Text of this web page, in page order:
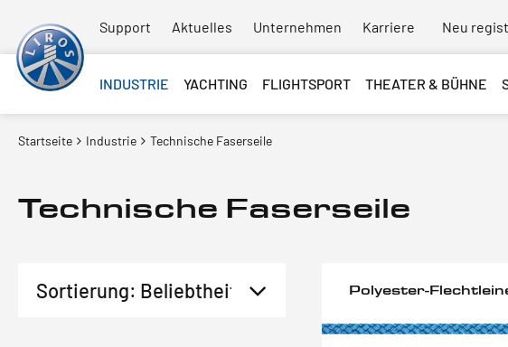
Support Aktuelles Unternehmen Karriere Neu
INDUSTRIE YACHTING FLIGHTSPORT THEATER & BÜHNE
Startseite Industrie Technische Faserseile
Technische Faserseile
Polyester-